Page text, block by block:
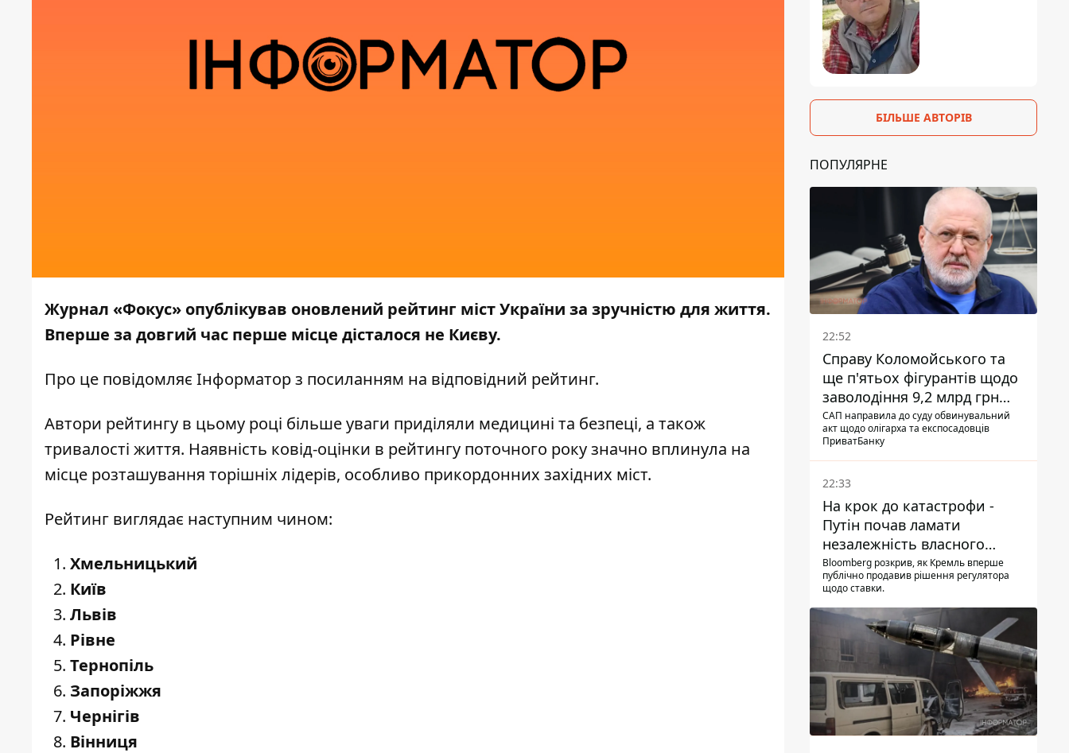
Журнал «Фокус» опублікував оновлений рейтинг міст України за зручністю для життя.
Вперше за довгий час перше місце дісталося не Києву.
Про це повідомляє Інформаторз посиланням на відповідний рейтинг.
Автори рейтингу в цьому році більше уваги приділяли медицині та безпеці, а також
тривалості життя. Наявність ковід-оцінки в рейтингу поточного року значно вплинула на
місце розташування торішніх лідерів, особливо прикордонних західних міст.
Рейтинг виглядає наступним чином:
Хмельницький
Київ
Львів
Рівне
Тернопіль
Запоріжжя
Чернігів
Вінниця
БІЛЬШЕ АВТОРІВ
ПОПУЛЯРНЕ
22:52
Справу Коломойського та
ще п'ятьох фігурантів щодо
заволодіння 9,2 млрд грн
ПриватБанку скерували до
суду
САП направила до суду обвинувальний
акт щодо олігарха та експосадовців
ПриватБанку
22:33
На крок до катастрофи -
Путін почав ламати
незалежність власного
Центробанку, змусивши
знизити базову ставку
Bloomberg розкрив, як Кремль вперше
публічно продавив рішення регулятора
щодо ставки.